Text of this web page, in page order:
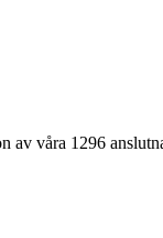
av våra 1296